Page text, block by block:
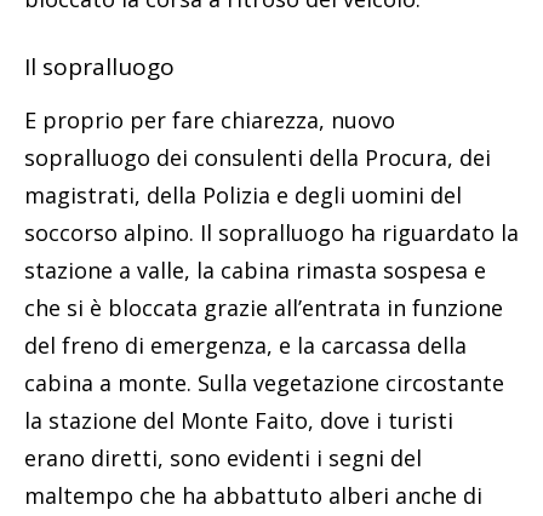
Il sopralluogo
E proprio per fare chiarezza, nuovo
sopralluogo dei consulenti della Procura, dei
magistrati, della Polizia e degli uomini del
soccorso alpino. Il sopralluogo ha riguardato la
stazione a valle, la cabina rimasta sospesa e
che si è bloccata grazie all’entrata in funzione
del freno di emergenza, e la carcassa della
cabina a monte. Sulla vegetazione circostante
la stazione del Monte Faito, dove i turisti
erano diretti, sono evidenti i segni del
maltempo che ha abbattuto alberi anche di